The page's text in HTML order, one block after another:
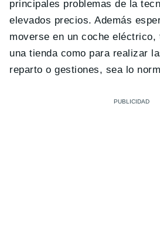
principales problemas de la
elevados precios. Además
moverse en un coche eléctrico,
una tienda como para realizar
reparto o gestiones, sea lo